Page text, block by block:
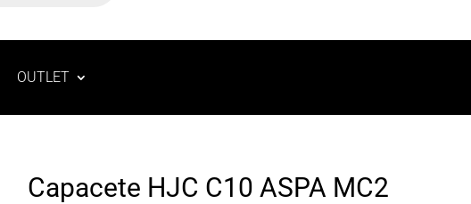
OUTLET
Capacete HJC C10 ASPA MC2